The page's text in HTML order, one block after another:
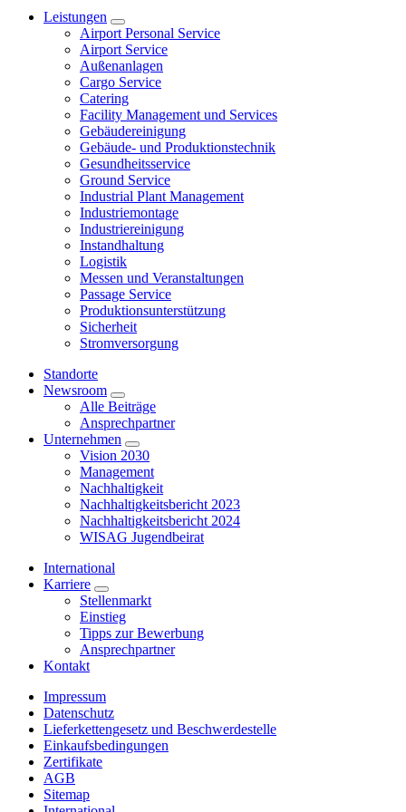
Leistungen
Airport Personal Service
Airport Service
Außenanlagen
Cargo Service
Catering
Facility Management und Services
Gebäudereinigung
Gebäude- und Produktionstechnik
Gesundheitsservice
Ground Service
Industrial Plant Management
Industriemontage
Industriereinigung
Instandhaltung
Logistik
Messen und Veranstaltungen
Passage Service
Produktionsunterstützung
Sicherheit
Stromversorgung
Standorte
Newsroom
Alle Beiträge
Ansprechpartner
Unternehmen
Vision 2030
Management
Nachhaltigkeit
Nachhaltigkeitsbericht 2023
Nachhaltigkeitsbericht 2024
WISAG Jugendbeirat
International
Karriere
Stellenmarkt
Einstieg
Tipps zur Bewerbung
Ansprechpartner
Kontakt
Impressum
Datenschutz
Lieferkettengesetz und Beschwerdestelle
Einkaufsbedingungen
Zertifikate
AGB
Sitemap